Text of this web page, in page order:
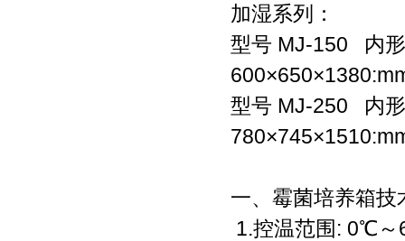
加湿系列：
型号 MJ-150 内
型号 MJ-250 内
一、霉菌培养箱技
1.控温范围: 0℃